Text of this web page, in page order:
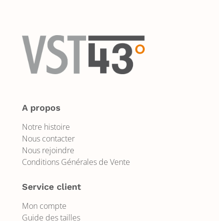
A propos
Notre histoire
Nous contacter
Nous rejoindre
Conditions Générales de Vente
Service client
Mon compte
Guide des tailles